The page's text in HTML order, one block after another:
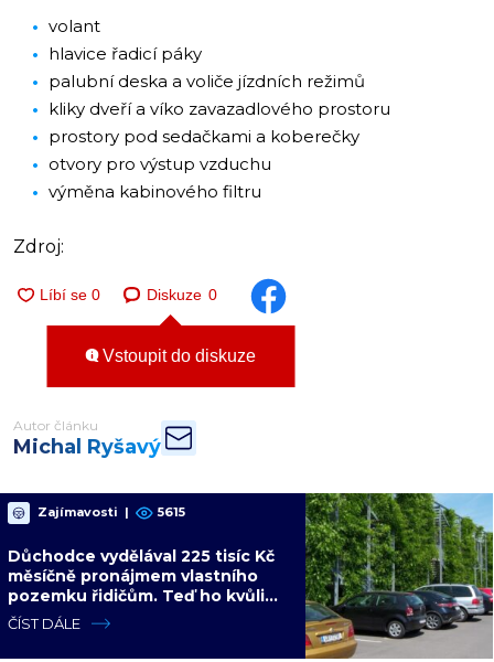
volant
hlavice řadicí páky
palubní deska a voliče jízdních režimů
kliky dveří a víko zavazadlového prostoru
prostory pod sedačkami a koberečky
otvory pro výstup vzduchu
výměna kabinového filtru
Zdroj:
Diskuze 0
Vstoupit do diskuze
Autor článku
Michal Ryšavý
Zajímavosti | 5615
Důchodce vydělával 225 tisíc Kč
měsíčně pronájmem vlastního
pozemku řidičům. Teď ho kvůli
tomu čeká soud
ČÍST DÁLE